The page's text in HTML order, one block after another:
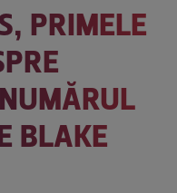
PRIMELE
BLAKE